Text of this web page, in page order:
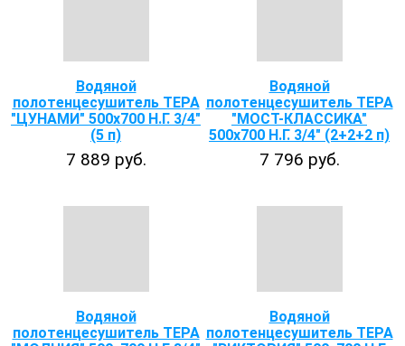
Водяной
полотенцесушитель ТЕРА
"ЦУНАМИ" 500х700 Н.Г. 3/4"
(5 п)
7 889 руб.
Водяной
полотенцесушитель ТЕРА
"МОСТ-КЛАССИКА"
500х700 Н.Г. 3/4" (2+2+2 п)
7 796 руб.
Водяной
полотенцесушитель ТЕРА
Водяной
полотенцесушитель ТЕРА